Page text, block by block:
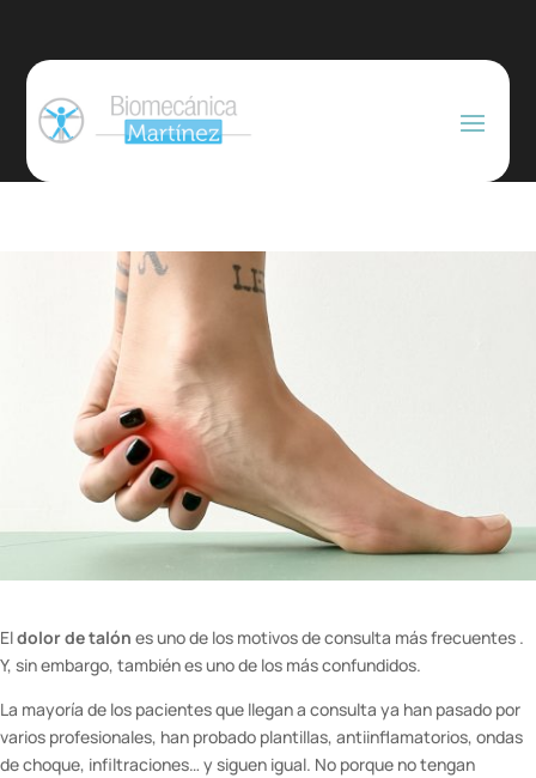
Eldolor de talón es uno de los motivos de consulta más frecuentes .
Y, sin embargo, también es uno de los más confundidos.
La mayoría de los pacientes que llegan a consulta ya han pasado por
varios profesionales, han probado plantillas, antiinflamatorios, ondas
de choque, infiltraciones… y siguen igual. No porque no tengan